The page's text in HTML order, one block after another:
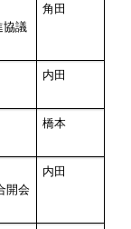
議
角田
内田
橋本
会
内田